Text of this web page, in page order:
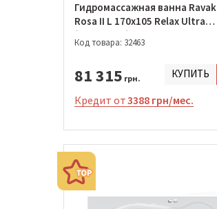
Гидромассажная ванна Ravak
Rosa II L 170х105 Relax Ultra
(GMSR0803)
Код товара: 32463
81 315 грн. КУПИТЬ
Кредит от3388 грн/мес.